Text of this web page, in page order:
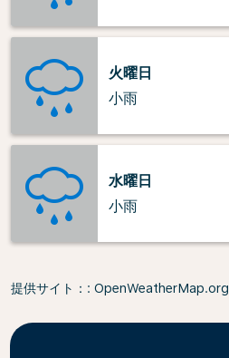
火曜日
小雨
水曜日
小雨
提供サイト： : OpenWeatherMap.org